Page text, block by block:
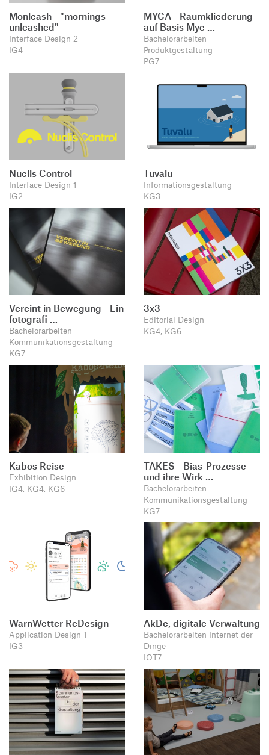
Monleash - "mornings
unleashed"
Interface Design 2
IG4
MYCA - Raumkliederung
auf Basis Myc …
Bachelorarbeiten
Produktgestaltung
PG7
Nuclis Control
Interface Design 1
IG2
Tuvalu
Informationsgestaltung
KG3
Vereint in Bewegung - Ein
fotografi …
Bachelorarbeiten
Kommunikationsgestaltung
KG7
3x3
Editorial Design
KG4, KG6
Kabos Reise
Exhibition Design
IG4, KG4, KG6
TAKES - Bias-Prozesse
und ihre Wirk …
Bachelorarbeiten
Kommunikationsgestaltung
KG7
WarnWetter ReDesign
Application Design 1
IG3
AkDe, digitale Verwaltung
Bachelorarbeiten Internet der
Dinge
IOT7